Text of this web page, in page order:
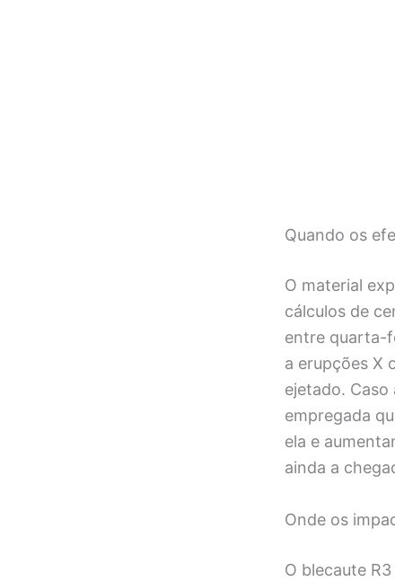
Quando os
O material
cálculos de
entre quarta-
a erupções X
ejetado.
empregada
ela e
ainda a
Onde os
O blecaute